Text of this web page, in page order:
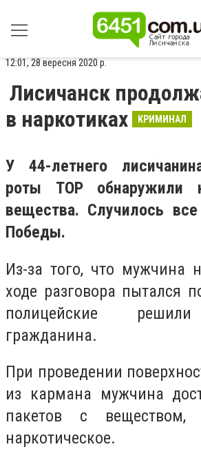
12:01, 28 вересня 2020 р.
Лисичанск
в наркотиках
КРИМИНАЛ
У 44-летнего
роты ТОР обнаружили
вещества. Случилось
Победы.
Из-за того, что мужчина
ходе разговора пытался
полицейские
гражданина.
При проведении
из кармана мужчина
пакетов с
наркотическое.